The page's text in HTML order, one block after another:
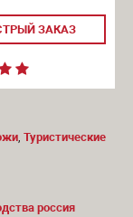
ЗАКАЗ
, Туристические
россия